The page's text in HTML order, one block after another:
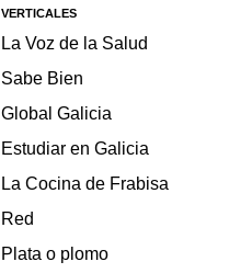
VERTICALES
La Voz de la Salud
Sabe Bien
Global Galicia
Estudiar en Galicia
La Cocina de Frabisa
Red
Plata o plomo